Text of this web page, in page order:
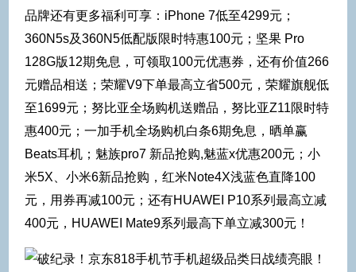
品牌还有更多福利可享：iPhone 7低至4299元；
360N5s及360N5低配版限时特惠100元；坚果 Pro
128G版12期免息，可领取100元优惠券，还有价值266
元赠品相送；荣耀V9下单最高立省500元，荣耀旗舰低
至1699元；努比亚全场购机送赠品，努比亚Z11限时特
惠400元；一加手机全场购机白条6期免息，晒单赢
Beats耳机；魅族pro7 新品抢购,魅蓝x优惠200元；小
米5X、小米6新品抢购，红米Note4X浅蓝色直降100
元，用券再减100元；还有HUAWEI P10系列最高立减
400元，HUAWEI Mate9系列最高下单立减300元！